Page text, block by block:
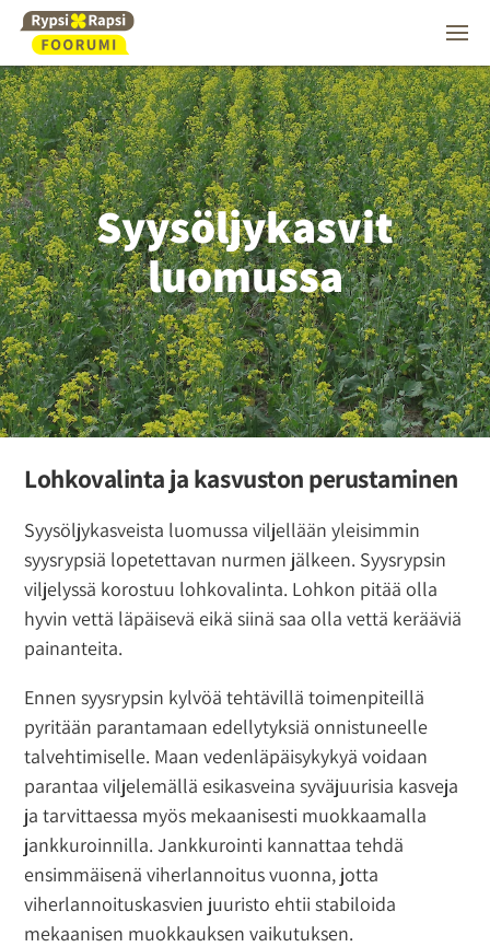
Syysöljykasvit
luomussa
Lohkovalinta ja kasvuston perustaminen
Syysöljykasveista luomussa viljellään yleisimmin
syysrypsiä lopetettavan nurmen jälkeen. Syysrypsin
viljelyssä korostuu lohkovalinta. Lohkon pitää olla
hyvin vettä läpäisevä eikä siinä saa olla vettä kerääviä
painanteita.
Ennen syysrypsin kylvöä tehtävillä toimenpiteillä
pyritään parantamaan edellytyksiä onnistuneelle
talvehtimiselle. Maan vedenläpäisykykyä voidaan
parantaa viljelemällä esikasveina syväjuurisia kasveja
ja tarvittaessa myös mekaanisesti muokkaamalla
jankkuroinnilla. Jankkurointi kannattaa tehdä
ensimmäisenä viherlannoitus vuonna, jotta
viherlannoituskasvien juuristo ehtii stabiloida
mekaanisen muokkauksen vaikutuksen.